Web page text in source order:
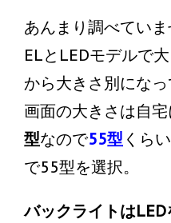
あんまり調べてい
ELとLEDモデルで
から大きさ別になっ
画面の大きさは自
型なので55型 くら
で55型を選択。
バックライトはLED